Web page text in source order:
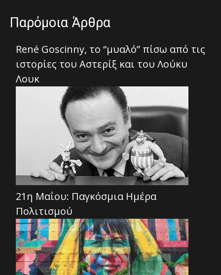
Παρόμοια Άρθρα
René Goscinny, το “μυαλό” πίσω από τις
ιστορίες του Αστερίξ και του Λούκυ
Λουκ
21η Μαΐου: Παγκόσμια Ημέρα
Πολιτισμού